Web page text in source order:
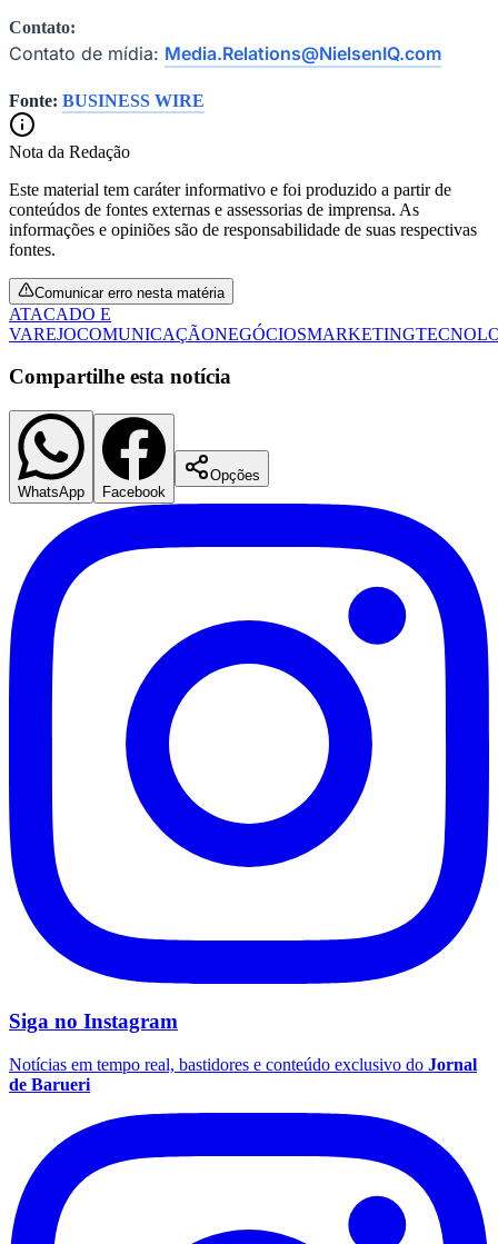
Vasco
Contato:
Contato de mídia: Media.Relations@NielsenIQ.com
Fonte: BUSINESS WIRE
Nota da Redação
Este material tem caráter informativo e foi produzido a partir de
conteúdos de fontes externas e assessorias de imprensa. As
informações e opiniões são de responsabilidade de suas respectivas
fontes.
Comunicar erro nesta matéria
ATACADO E
VAREJOCOMUNICAÇÃONEGÓCIOSMARKETING
Compartilhe esta notícia
WhatsApp Facebook
Opções
Siga no Instagram
Notícias em tempo real, bastidores e conteúdo exclusivo do Jornal
de Barueri